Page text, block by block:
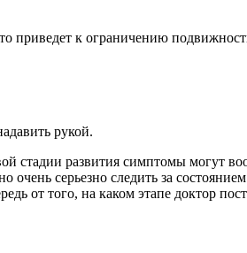
приведет к ограничению
рукой.
стадии развития симптомы могут
очень серьезно следить за
от того, на каком этапе доктор